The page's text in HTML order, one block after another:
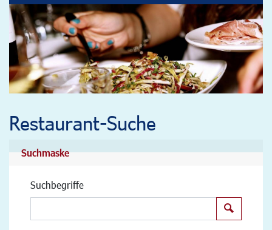
Restaurant-Suche
Suchmaske
Suchbegriffe